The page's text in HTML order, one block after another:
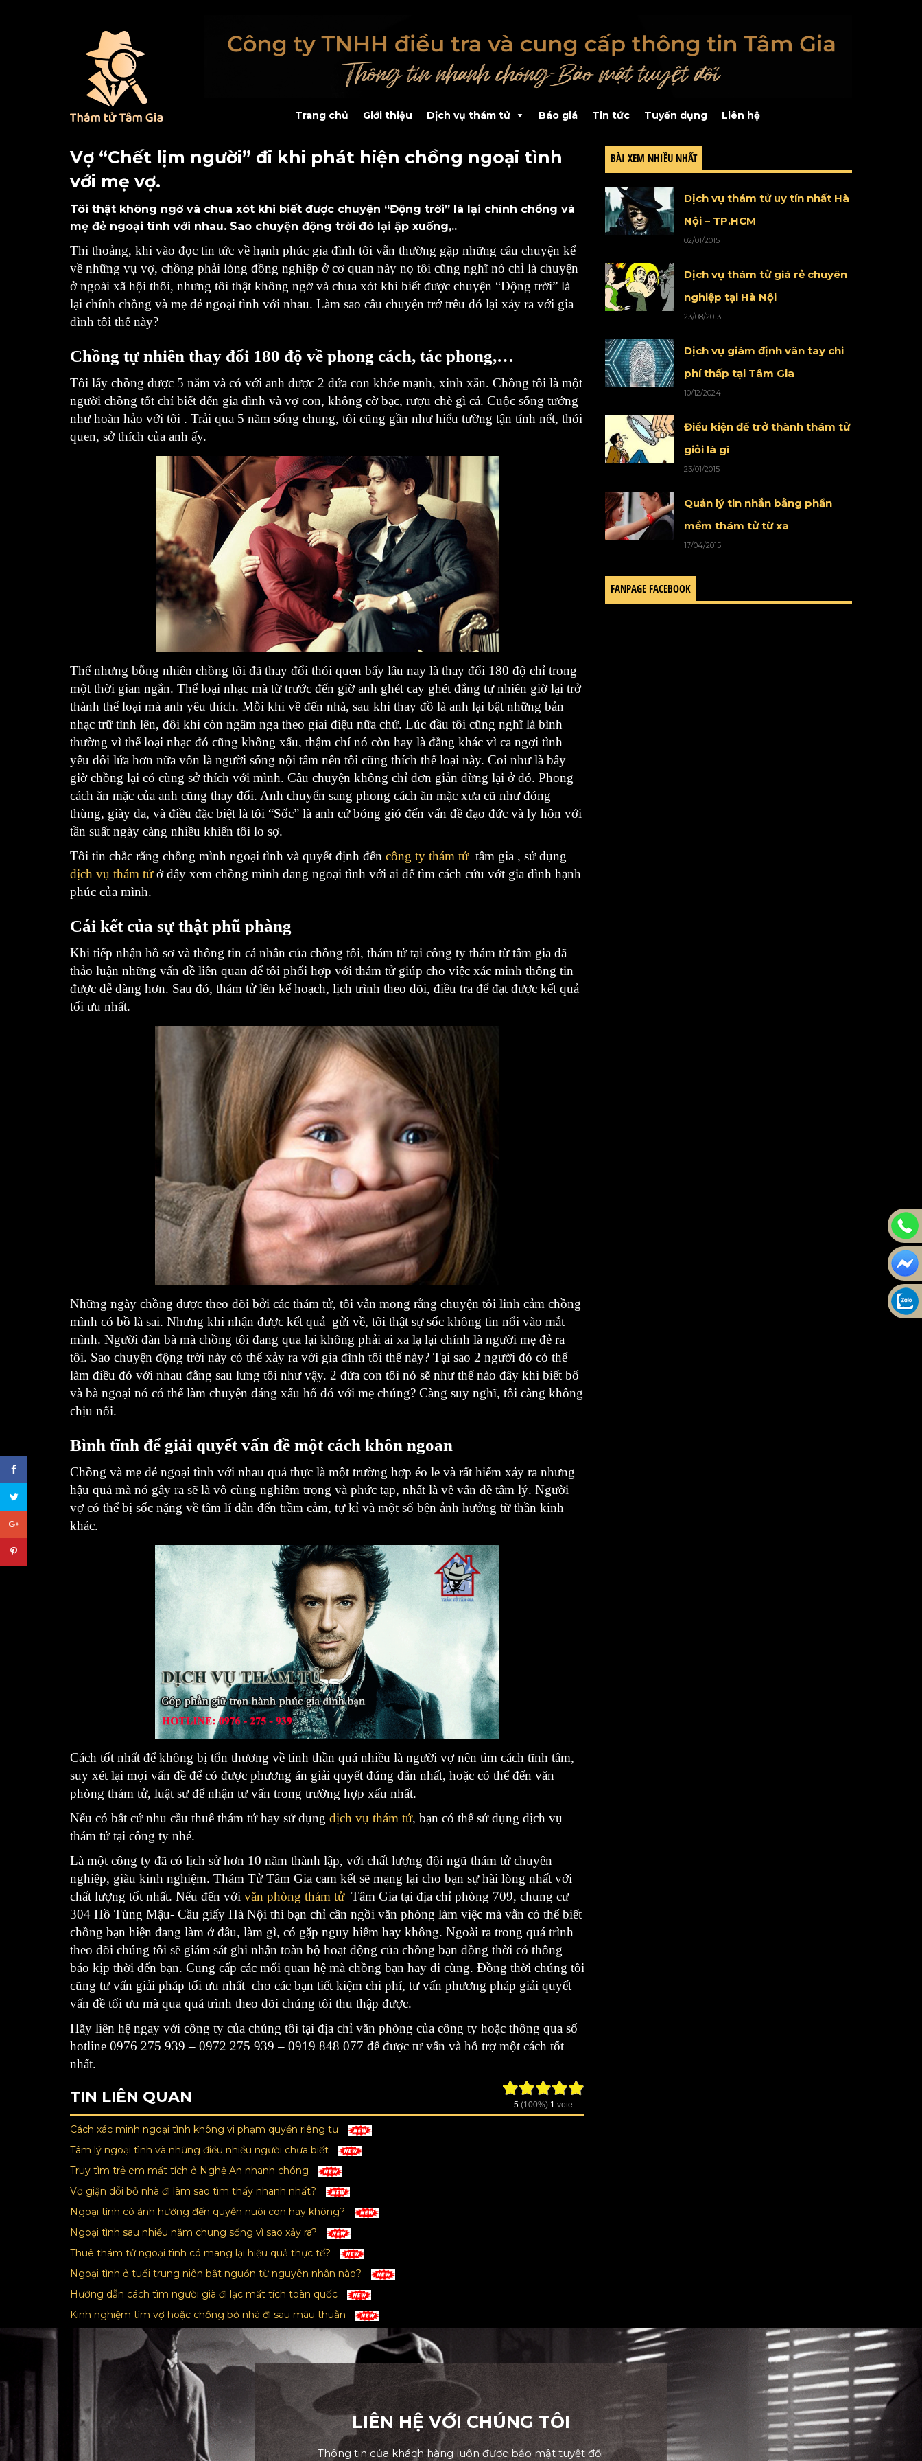
Trang chủ Giới thiệu Dịch vụ thám tử Báo giá Tin tức Tuyển dụng Liên hệ
Vợ “Chết lịm người” đi khi phát hiện chồng ngoại tình
với mẹ vợ.
Tôi thật không ngờ và chua xót khi biết được chuyện “Động trời” là lại chính chồng và
mẹ đẻ ngoại tình với nhau. Sao chuyện động trời đó lại ập xuống,..
Thi thoảng, khi vào đọc tin tức về hạnh phúc gia đình tôi vẫn thường gặp những câu chuyện kể
về những vụ vợ, chồng phải lòng đồng nghiệp ở cơ quan này nọ tôi cũng nghĩ nó chỉ là chuyện
ở ngoài xã hội thôi, nhưng tôi thật không ngờ và chua xót khi biết được chuyện “Động trời” là
lại chính chồng và mẹ đẻ ngoại tình với nhau. Làm sao câu chuyện trớ trêu đó lại xảy ra với gia
đình tôi thế này?
Chồng tự nhiên thay đổi 180 độ về phong cách, tác phong,…
Tôi lấy chồng được 5 năm và có với anh được 2 đứa con khỏe mạnh, xinh xắn. Chồng tôi là một
người chồng tốt chỉ biết đến gia đình và vợ con, không cờ bạc, rượu chè gì cả. Cuộc sống tưởng
như hoàn hảo với tôi . Trải qua 5 năm sống chung, tôi cũng gần như hiểu tường tận tính nết, thói
quen, sở thích của anh ấy.
Thế nhưng bỗng nhiên chồng tôi đã thay đổi thói quen bấy lâu nay là thay đổi 180 độ chỉ trong
một thời gian ngắn. Thể loại nhạc mà từ trước đến giờ anh ghét cay ghét đắng tự nhiên giờ lại trở
thành thể loại mà anh yêu thích. Mỗi khi về đến nhà, sau khi thay đồ là anh lại bật những bản
nhạc trữ tình lên, đôi khi còn ngâm nga theo giai điệu nữa chứ. Lúc đầu tôi cũng nghĩ là bình
thường vì thể loại nhạc đó cũng không xấu, thậm chí nó còn hay là đằng khác vì ca ngợi tình
yêu đôi lứa hơn nữa vốn là người sống nội tâm nên tôi cũng thích thể loại này. Coi như là bây
giờ chồng lại có cùng sở thích với mình. Câu chuyện không chỉ đơn giản dừng lại ở đó. Phong
cách ăn mặc của anh cũng thay đổi. Anh chuyển sang phong cách ăn mặc xưa cũ như đóng
thùng, giày da, và điều đặc biệt là tôi “Sốc” là anh cứ bóng gió đến vấn đề đạo đức và ly hôn với
tần suất ngày càng nhiều khiến tôi lo sợ.
Tôi tin chắc rằng chồng mình ngoại tình và quyết định đến công ty thám tửtâm gia , sử dụng
dịch vụ thám tửở đây xem chồng mình đang ngoại tình với ai để tìm cách cứu vớt gia đình hạnh
phúc của mình.
Cái kết của sự thật phũ phàng
Khi tiếp nhận hồ sơ và thông tin cá nhân của chồng tôi, thám tử tại công ty thám từ tâm gia đã
thảo luận những vấn đề liên quan để tôi phối hợp với thám tử giúp cho việc xác minh thông tin
được dễ dàng hơn. Sau đó, thám tử lên kế hoạch, lịch trình theo dõi, điều tra để đạt được kết quả
tối ưu nhất.
Những ngày chồng được theo dõi bởi các thám tử, tôi vẫn mong rằng chuyện tôi linh cảm chồng
mình có bồ là sai. Nhưng khi nhận được kết quả gửi về, tôi thật sự sốc không tin nổi vào mắt
mình. Người đàn bà mà chồng tôi đang qua lại không phải ai xa lạ lại chính là người mẹ đẻ ra
tôi. Sao chuyện động trời này có thể xảy ra với gia đình tôi thế này? Tại sao 2 người đó có thể
làm điều đó với nhau đằng sau lưng tôi như vậy. 2 đứa con tôi nó sẽ như thế nào đây khi biết bố
và bà ngoại nó có thể làm chuyện đáng xấu hổ đó với mẹ chúng? Càng suy nghĩ, tôi càng không
chịu nổi.
Bình tĩnh để giải quyết vấn đề một cách khôn ngoan
Chồng và mẹ đẻ ngoại tình với nhau quả thực là một trường hợp éo le và rất hiếm xảy ra nhưng
hậu quả mà nó gây ra sẽ là vô cùng nghiêm trọng và phức tạp, nhất là về vấn đề tâm lý. Người
vợ có thể bị sốc nặng về tâm lí dẫn đến trầm cảm, tự kỉ và một số bện ảnh hưởng từ thần kinh
khác.
Cách tốt nhất để không bị tổn thương về tinh thần quá nhiều là người vợ nên tìm cách tĩnh tâm,
suy xét lại mọi vấn đề để có được phương án giải quyết đúng đắn nhất, hoặc có thể đến văn
phòng thám tử, luật sư để nhận tư vấn trong trường hợp xấu nhất.
Nếu có bất cứ nhu cầu thuê thám tử hay sử dụng dịch vụ thám tử, bạn có thể sử dụng dịch vụ
thám tử tại công ty nhé.
Là một công ty đã có lịch sử hơn 10 năm thành lập, với chất lượng đội ngũ thám tử chuyên
nghiệp, giàu kinh nghiệm. Thám Tử Tâm Gia cam kết sẽ mạng lại cho bạn sự hài lòng nhất với
chất lượng tốt nhất. Nếu đến với văn phòng thám tửTâm Gia tại địa chỉ phòng 709, chung cư
304 Hồ Tùng Mậu- Cầu giấy Hà Nội thì bạn chỉ cần ngồi văn phòng làm việc mà vẫn có thể biết
chồng bạn hiện đang làm ở đâu, làm gì, có gặp nguy hiểm hay không. Ngoài ra trong quá trình
theo dõi chúng tôi sẽ giám sát ghi nhận toàn bộ hoạt động của chồng bạn đồng thời có thông
báo kịp thời đến bạn. Cung cấp các mối quan hệ mà chồng bạn hay đi cùng. Đồng thời chúng tôi
cũng tư vấn giải pháp tối ưu nhất cho các bạn tiết kiệm chi phí, tư vấn phương pháp giải quyết
vấn đề tối ưu mà qua quá trình theo dõi chúng tôi thu thập được.
Hãy liên hệ ngay với công ty của chúng tôi tại địa chỉ văn phòng của công ty hoặc thông qua số
hotline 0976 275 939 – 0972 275 939 – 0919 848 077 để được tư vấn và hỗ trợ một cách tốt
nhất.
5 (100%) 1 vote
TIN LIÊN QUAN
Cách xác minh ngoại tình không vi phạm quyền riêng tư
Tâm lý ngoại tình và những điều nhiều người chưa biết
Truy tìm trẻ em mất tích ở Nghệ An nhanh chóng
Vợ giận dỗi bỏ nhà đi làm sao tìm thấy nhanh nhất?
Ngoại tình có ảnh hưởng đến quyền nuôi con hay không?
Ngoại tình sau nhiều năm chung sống vì sao xảy ra?
Thuê thám tử ngoại tình có mang lại hiệu quả thực tế?
Ngoại tình ở tuổi trung niên bắt nguồn từ nguyên nhân nào?
Hướng dẫn cách tìm người già đi lạc mất tích toàn quốc
Kinh nghiệm tìm vợ hoặc chồng bỏ nhà đi sau mâu thuẫn
BÀI XEM NHIỀU NHẤT
Dịch vụ thám tử uy tín nhất Hà
Nội – TP.HCM
02/01/2015
Dịch vụ thám tử giá rẻ chuyên
nghiệp tại Hà Nội
23/08/2013
Dịch vụ giám định vân tay chi
phí thấp tại Tâm Gia
10/12/2024
Điều kiện để trở thành thám tử
giỏi là gì
23/01/2015
Quản lý tin nhắn bằng phần
mềm thám tử từ xa
17/04/2015
FANPAGE FACEBOOK
LIÊN HỆ VỚI CHÚNG TÔI
Thông tin của khách hàng luôn được bảo mật tuyệt đối.